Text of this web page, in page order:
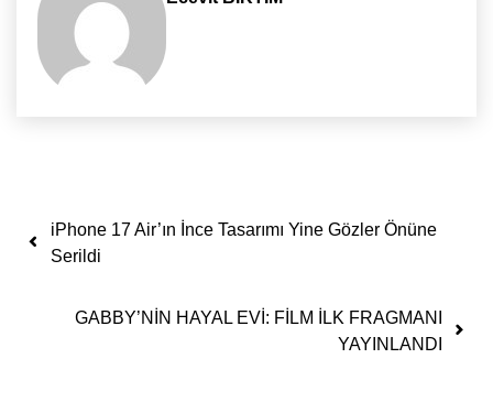
Yazı dolaşımı
iPhone 17 Air’ın İnce Tasarımı Yine Gözler Önüne
Serildi
GABBY’NİN HAYAL EVİ: FİLM İLK FRAGMANI
YAYINLANDI